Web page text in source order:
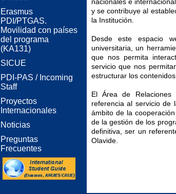
y se contribuye al
la Institución.
Desde este espacio
universitaria, un
que nos permita
servicio que nos
estructurar los
El Área de Relaciones
referencia al servicio de
ámbito de la
de la gestión de los
definitiva, ser un
Olavide.
Erasmus
PDI/PTGAS.
Movilidad con países
del programa
(KA131)
SICUE
PDI-PAS / Incoming
Staff
Proyectos
Internacionales
Noticias
Preguntas
Frecuentes